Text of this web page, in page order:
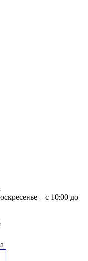
– с 10:00 до